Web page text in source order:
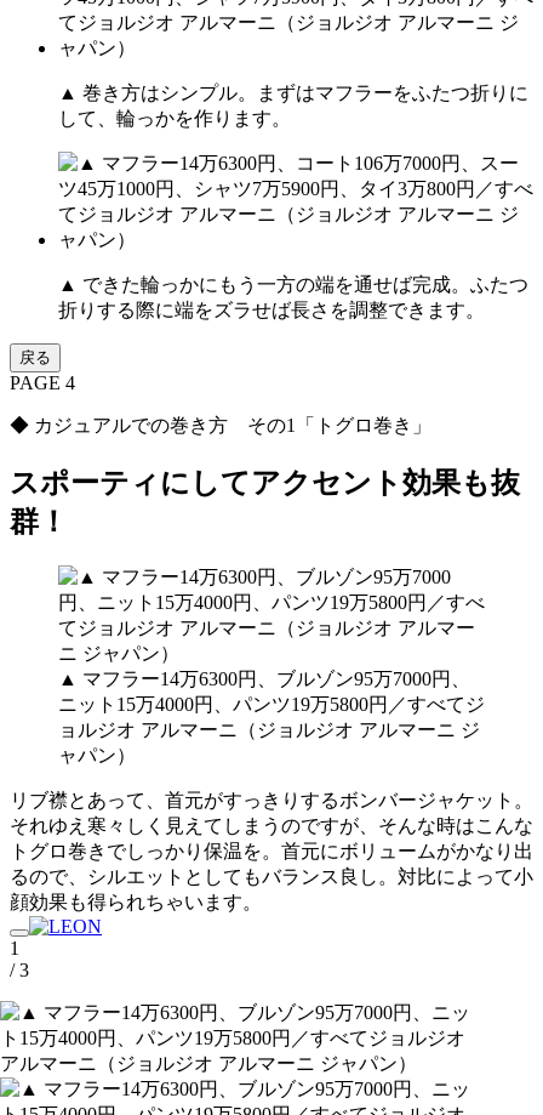
▲ 巻き方はシンプル。まずはマフラーをふたつ折りに
して、輪っかを作ります。
▲ できた輪っかにもう一方の端を通せば完成。ふたつ
折りする際に端をズラせば長さを調整できます。
戻る
PAGE 4
◆ カジュアルでの巻き方 その1「トグロ巻き」
スポーティにしてアクセント効果も抜
群！
▲ マフラー14万6300円、ブルゾン95万7000円、
ニット15万4000円、パンツ19万5800円／すべてジ
ョルジオ アルマーニ（ジョルジオ アルマーニ ジ
ャパン）
リブ襟とあって、首元がすっきりするボンバージャケット。
それゆえ寒々しく見えてしまうのですが、そんな時はこんな
トグロ巻きでしっかり保温を。首元にボリュームがかなり出
るので、シルエットとしてもバランス良し。対比によって小
顔効果も得られちゃいます。
1
/ 3